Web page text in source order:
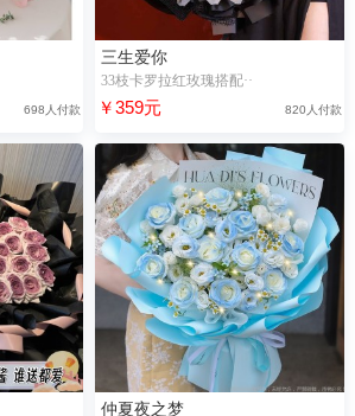
698人付款
三生爱你
33枝卡罗拉红玫瑰搭配··
￥359元 820人付款
仲夏夜之梦